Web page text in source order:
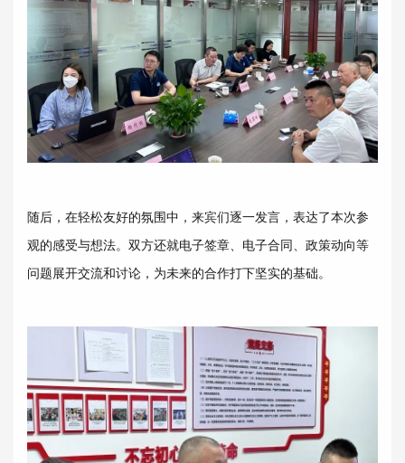
随后，在轻松友好的氛围中，来宾们逐一发言，表达了本次参
观的感受与想法。双方还就电子签章、电子合同、政策动向等
问题展开交流和讨论，为未来的合作打下坚实的基础。